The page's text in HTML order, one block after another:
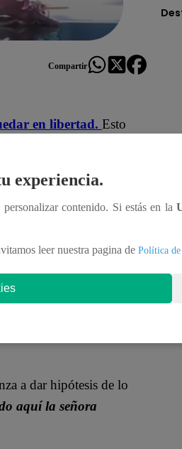
Compartir
en libertad. Esto
y se percató que todo
está hecha?”,le
a dar hipótesis de lo
aquí la señora
experiencia.
contenido. Si estás en la
leer nuestra pagina de Política